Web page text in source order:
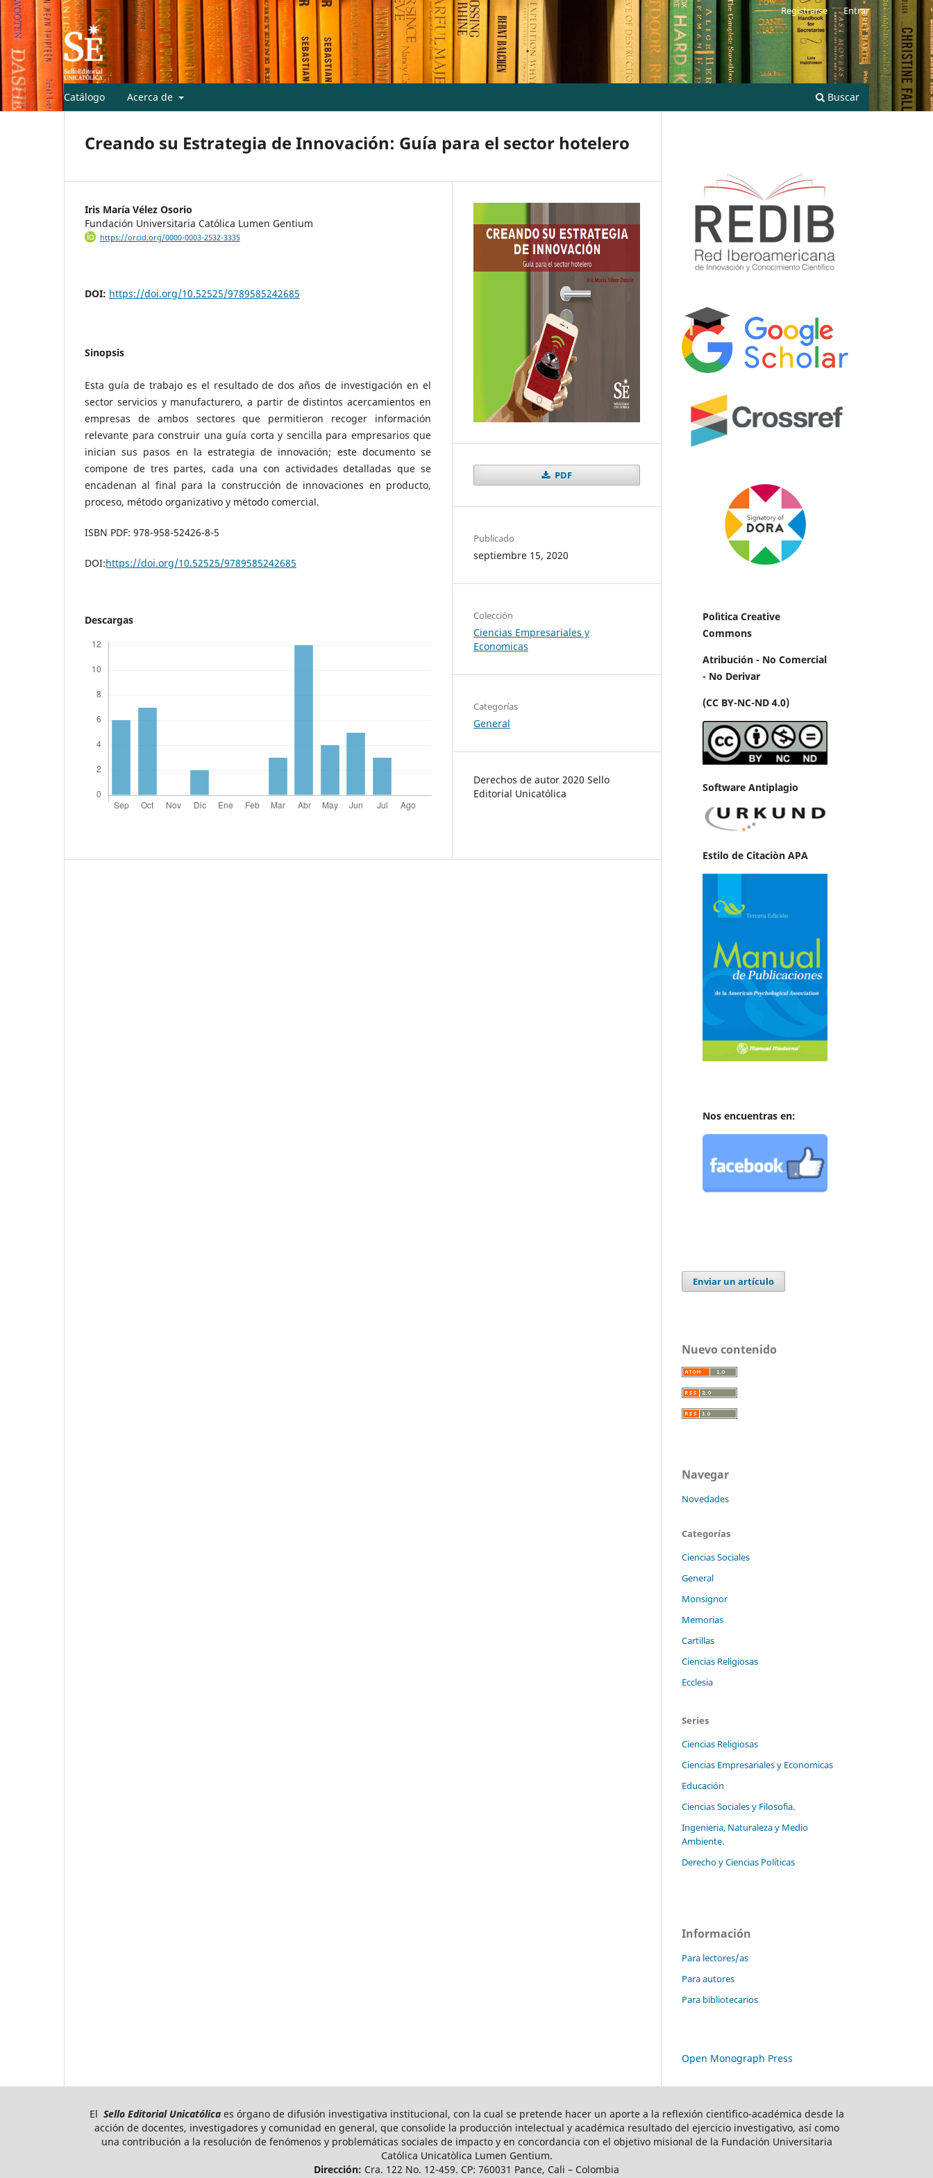
Catálogo Acerca de Buscar
Registrarse Entrar
Creando su Estrategia de Innovación: Guía para el sector hotelero
Iris María Vélez Osorio
Fundación Universitaria Católica Lumen Gentium
https://orcid.org/0000-0003-2532-3335
DOI: https://doi.org/10.52525/9789585242685
Sinopsis
Esta guía de trabajo es el resultado de dos años de investigación en el
sector servicios y manufacturero, a partir de distintos acercamientos en
empresas de ambos sectores que permitieron recoger información
relevante para construir una guía corta y sencilla para empresarios que
inician sus pasos en la estrategia de innovación; este documento se
compone de tres partes, cada una con actividades detalladas que se
encadenan al final para la construcción de innovaciones en producto,
proceso, método organizativo y método comercial.
ISBN PDF: 978-958-52426-8-5
DOI:https://doi.org/10.52525/9789585242685
Descargas
PDF
Publicado
septiembre 15, 2020
Colección
Ciencias Empresariales y
Economicas
Categorías
General
Derechos de autor 2020 Sello
Editorial Unicatólica
Polìtica Creative
Commons
Atribución - No Comercial
- No Derivar
(CC BY-NC-ND 4.0)
Software Antiplagio
Estilo de Citaciòn APA
Nos encuentras en:
Enviar un artículo
Nuevo contenido
Navegar
Novedades
Categorías
Ciencias Sociales
General
Monsignor
Memorias
Cartillas
Ciencias Religiosas
Ecclesia
Series
Ciencias Religiosas
Ciencias Empresariales y Economicas
Educación
Ciencias Sociales y Filosofia.
Ingenieria, Naturaleza y Medio
Ambiente.
Derecho y Ciencias Políticas
Información
Para lectores/as
Para autores
Para bibliotecarios
Open Monograph Press
El Sello Editorial Unicatólica es órgano de difusión investigativa institucional, con la cual se pretende hacer un aporte a la reflexión cientìfico-académica desde la
acción de docentes, investigadores y comunidad en general, que consolide la producción intelectual y académica resultado del ejercicio investigativo, así como
una contribución a la resolución de fenómenos y problemáticas sociales de impacto y en concordancia con el objetivo misional de la Fundación Universitaria
Católica Unicatòlica Lumen Gentium.
Dirección: Cra. 122 No. 12-459. CP: 760031 Pance, Cali – Colombia